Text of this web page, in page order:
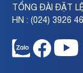
TỔNG ĐÀI ĐẶT
HN : (024) 3926